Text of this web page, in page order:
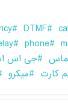
DTMF
phone
جی اس
کارت میکرو